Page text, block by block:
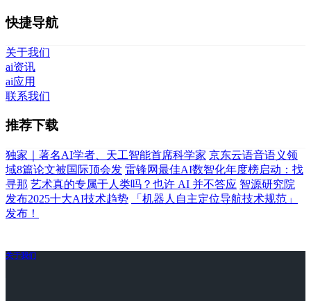
快捷导航
关于我们
ai资讯
ai应用
联系我们
推荐下载
独家｜著名AI学者、天工智能首席科学家 京东云语音语义领
域8篇论文被国际顶会发 雷锋网最佳AI数智化年度榜启动：找
寻那 艺术真的专属于人类吗？也许 AI 并不答应 智源研究院
发布2025十大AI技术趋势
「机器人自主定位导航技术规范」
发布！
关于我们